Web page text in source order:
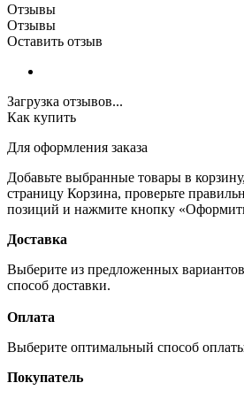
Отзывы
Отзывы
Оставить отзыв
Загрузка отзывов...
Как купить
Для оформления заказа
Добавьте выбранные товары в
страницу Корзина, проверьте
позиций и нажмите кнопку
Доставка
Выберите из предложенных
способ доставки.
Оплата
Выберите оптимальный способ
Покупатель